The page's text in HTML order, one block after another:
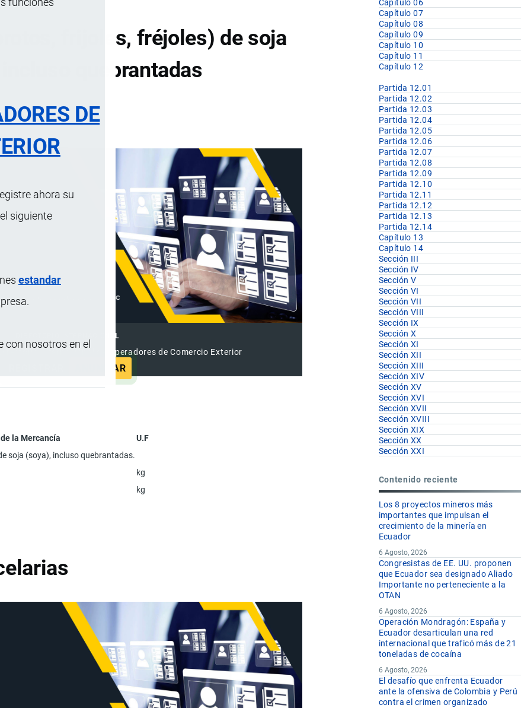
DE
ahora su
siguiente
estandar
con nosotros en el
frijoles, fréjoles) de soja
incluso quebrantadas
DIRECTORIO INTERNACIONAL
Internacional de Operadores de Comercio Exterior
ANUNCIAR
la Mercancía
U.F
soja (soya), incluso quebrantadas.
kg
kg
Capítulo 06
Capítulo 07
Capítulo 08
Capítulo 09
Capítulo 10
Capítulo 11
Capítulo 12
Partida 12.01
Partida 12.02
Partida 12.03
Partida 12.04
Partida 12.05
Partida 12.06
Partida 12.07
Partida 12.08
Partida 12.09
Partida 12.10
Partida 12.11
Partida 12.12
Partida 12.13
Partida 12.14
Capítulo 13
Capítulo 14
Sección III
Sección IV
Sección V
Sección VI
Sección VII
Sección VIII
Sección IX
Sección X
Sección XI
Sección XII
Sección XIII
Sección XIV
Sección XV
Sección XVI
Sección XVII
Sección XVIII
Sección XIX
Sección XX
Sección XXI
Contenido reciente
Los 8 proyectos mineros más
importantes que impulsan el
crecimiento de la minería en
Ecuador
6 Agosto, 2026
Congresistas de EE. UU. proponen
que Ecuador sea designado Aliado
Importante no perteneciente a la
OTAN
6 Agosto, 2026
Operación Mondragón: España y
Ecuador desarticulan una red
internacional que traficó más de 21
toneladas de cocaína
6 Agosto, 2026
El desafío que enfrenta Ecuador
ante la ofensiva de Colombia y Perú
contra el crimen organizado